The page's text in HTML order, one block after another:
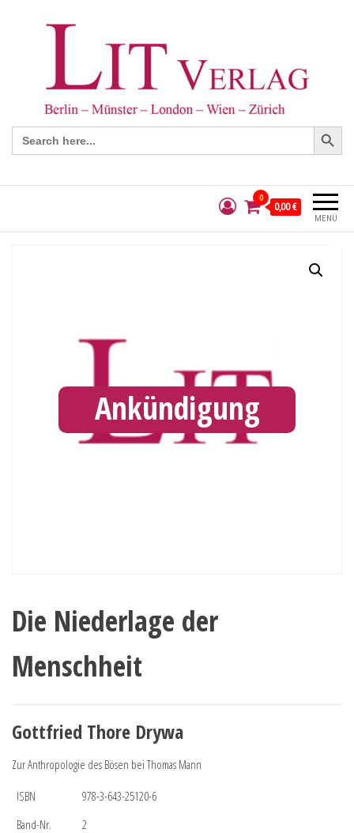
Search
for:
Search Button
MENÜ
0
0,00 €
Ankündigung
Die Niederlage der
Menschheit
Gottfried Thore Drywa
Zur Anthropologie des Bösen bei Thomas Mann
ISBN
978-3-643-25120-6
Band-Nr.
2